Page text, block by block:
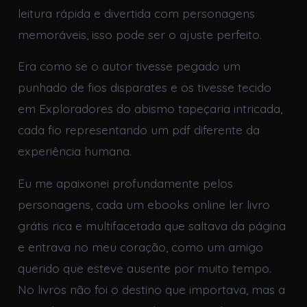
leitura rápida e divertida com personagens
memoráveis, isso pode ser o ajuste perfeito.
Era como se o autor tivesse pegado um
punhado de fios disparates e os tivesse tecido
em Exploradores do abismo tapeçaria intricada,
cada fio representando um pdf diferente da
experiência humana.
Eu me apaixonei profundamente pelos
personagens, cada um ebooks online ler livro
grátis rica e multifacetada que saltava da página
e entrava no meu coração, como um amigo
querido que esteve ausente por muito tempo.
No livros não foi o destino que importava, mas a